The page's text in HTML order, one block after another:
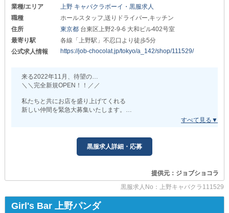
プライベートも充実させることが可能です◎
休日はしっかり羽を伸ばしてくださいね。
❏生活サポートあり❏
￣￣￣￣￣￣￣￣￣￣
移動費や食費も知らぬ間に大きな出費に。
まさにお財布に優しい待遇だと言えるでしょう♪
￣￣￣￣￣￣￣￣￣
「将来、自分のお店を構えたい」
╋━━━━━━━━━━━━━━━━━━━━━━━━╋
||◤ ◥||
❏ホールスタッフ❏
❏ヘアメイク❏
･･････････････････････････････
～大きな夢がある方も当店へ～
￣￣￣￣￣￣￣￣￣￣￣￣￣￣
希望する方には
『独立支援』を行っています。
ノウハウを習得可能！
精一杯サポートします◎
￣￣￣￣￣￣￣￣￣￣￣￣
少しでも気になったなら
・各線「上野駅」より徒歩5分
業種/エリア
上野 キャバクラボーイ・黒服求人
職種
ホールスタッフ,送りドライバー,キッチン
住所
東京都 台東区上野2-9-6 大和ビル402号室
最寄り駅
各線「上野駅」不忍口より徒歩5分
公式求人情報
https://job-chocolat.jp/tokyo/a_142/shop/111529/
来る2022年11月、待望の…
＼＼完全新規OPEN！！／／
私たちと共にお店を盛り上げてくれる
新しい仲間を緊急大募集いたします。
もちろん、短期アルバイト希望者さんも大歓迎！
新たなスタートを切ってみませんか？
〓─〓─〓─〓─〓─〓─〓─〓─〓
黒服求人詳細・応募
提供元：ジョブショコラ
黒服求人No：上野キャバクラ111529
Girl's Bar 上野パンダ